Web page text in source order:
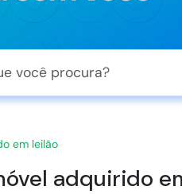
em leilão
adquirido